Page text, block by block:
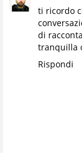
ti ricordo
di
tranquilla
Rispondi